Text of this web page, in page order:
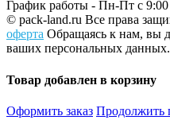
График работы - Пн-Пт с 9:00
© pack-land.ru Все права
оферта Обращаясь к нам, вы
ваших персональных данных.
Товар добавлен в корзину
Оформить заказ Продолжить